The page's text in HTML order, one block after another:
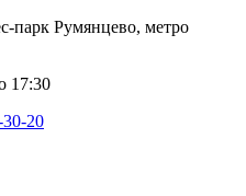
парк Румянцево, метро
17:30
20